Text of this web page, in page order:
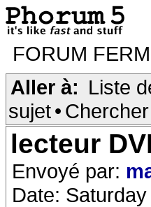
FORUM
Aller à: Liste
sujet• Chercher
lecteur
Envoyé par:
Date: